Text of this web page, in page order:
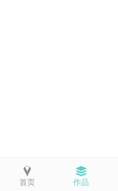
首页 作品